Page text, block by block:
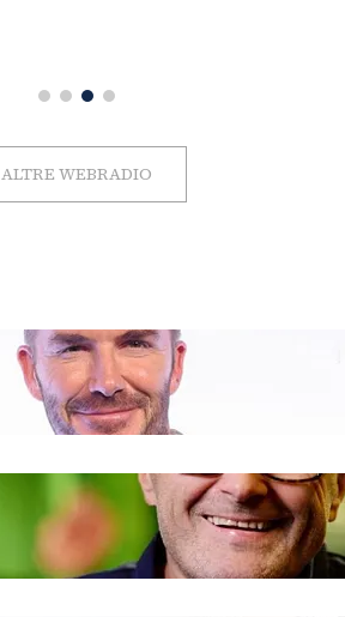
ALTRE WEBRADIO